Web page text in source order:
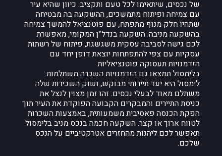
של נכסים, שיתאימו לכל טעם ותקציב. כיוון שהיא עיר
עם צמיחה ופיתוח מתמשכים, ההשקעה בה מבטיחה
שתהיו חלק מנוף מתפתח, עם פוטנציאל להמשך צמיחה
בהשקעה מניבה. השקעה בנדל”ן המקומי, מאפשרת
לכם גישה לסביבה עסקית משגשגת, פיתוח של רשתות
עסקיות עם צפי להתפתחות יוצאת דופן יחד עם
הזדמנויות תעסוקה פוטנציאליות.
בלימסול תמצאו גם הזדמנויות השכרה משתלמות:
לימסול היא יעד תיירותי מבוקש, ושוק השכירות שלה
משתלם מאוד לבעלי נכסים. זהו זמן מצוין לנצל את
כניסת התיירים והמבקרים הקבועה הפוקדת את העיר תוך
הפקת הכנסה פאסיבית משמעותית, באמצעות השכרות
לטווח ארוך או קצר. השקעה חכמה בנכס מניב בלימסול
תאפשר לכם ליהנות מהחזרים אטרקטיביים על הנכס
שלכם.